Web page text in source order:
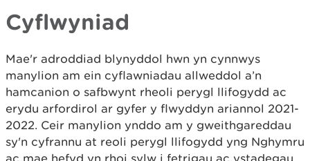
Cyflwyniad
Mae'r adroddiad blynyddol hwn yn cynnwys
manylion am ein cyflawniadau allweddol a’n
hamcanion o safbwynt rheoli perygl llifogydd ac
erydu arfordirol ar gyfer y flwyddyn ariannol 2021-
2022. Ceir manylion ynddo am y gweithgareddau
sy'n cyfrannu at reoli perygl llifogydd yng Nghymru
ac mae hefyd yn rhoi sylw i fetrigau ac ystadegau